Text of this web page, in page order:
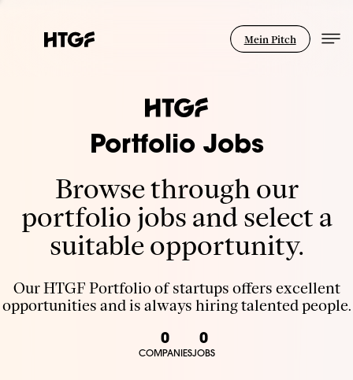
Mein Pitch
Portfolio Jobs
Browse through our
portfolio jobs and select a
suitable opportunity.
Our HTGF Portfolio of startups offers excellent
opportunities and is always hiring talented people.
0
COMPANIES
0
JOBS